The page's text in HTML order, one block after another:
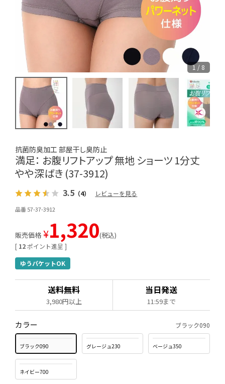
1 / 8
抗菌防臭加工 部屋干し臭防止
満足： お腹リフトアップ 無地 ショーツ 1分丈
やや深ばき (37-3912)
3.5 （4） レビューを見る
品番 57-37-3912
[ 12 ポイント進呈 ]
販売価格 ¥1,320 税込
ゆうパケットOK
送料無料
3,980円以上
当日発送
11:59まで
カラー ブラック090
ブラック090 グレージュ230 ベージュ350
ネイビー700